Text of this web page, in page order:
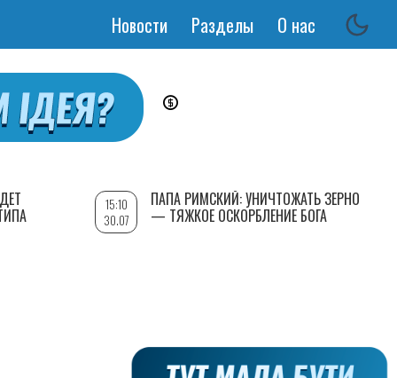
Основная
Новости Разделы О нас
15:10
30.07
ПАПА РИМСКИЙ: УНИЧТОЖАТЬ ЗЕРНО
— ТЯЖКОЕ ОСКОРБЛЕНИЕ БОГА